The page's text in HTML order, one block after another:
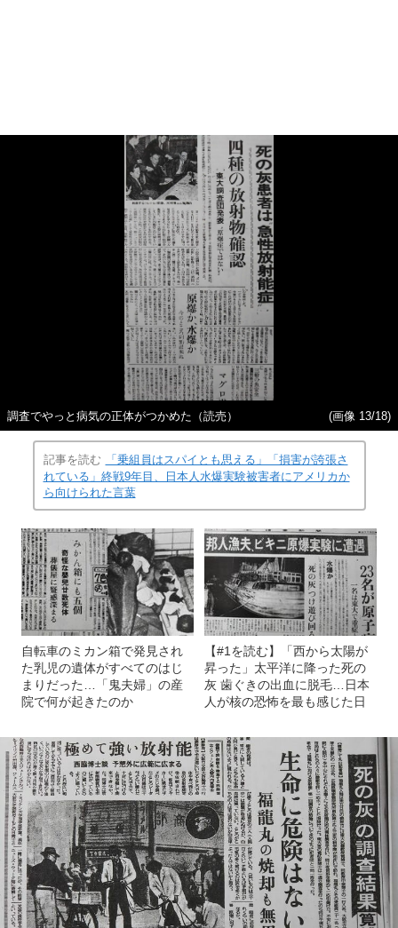
調査でやっと病気の正体がつかめた（読売） (画像 13/18)
記事を読む
「乗組員はスパイとも思える」「損害が誇張さ
れている」終戦9年目、日本人水爆実験被害者にアメリカか
ら向けられた言葉
自転車のミカン箱で発見され
た乳児の遺体がすべてのはじ
まりだった…「鬼夫婦」の産
院で何が起きたのか
【#1を読む】「西から太陽が
昇った」太平洋に降った死の
灰 歯ぐきの出血に脱毛…日本
人が核の恐怖を最も感じた日